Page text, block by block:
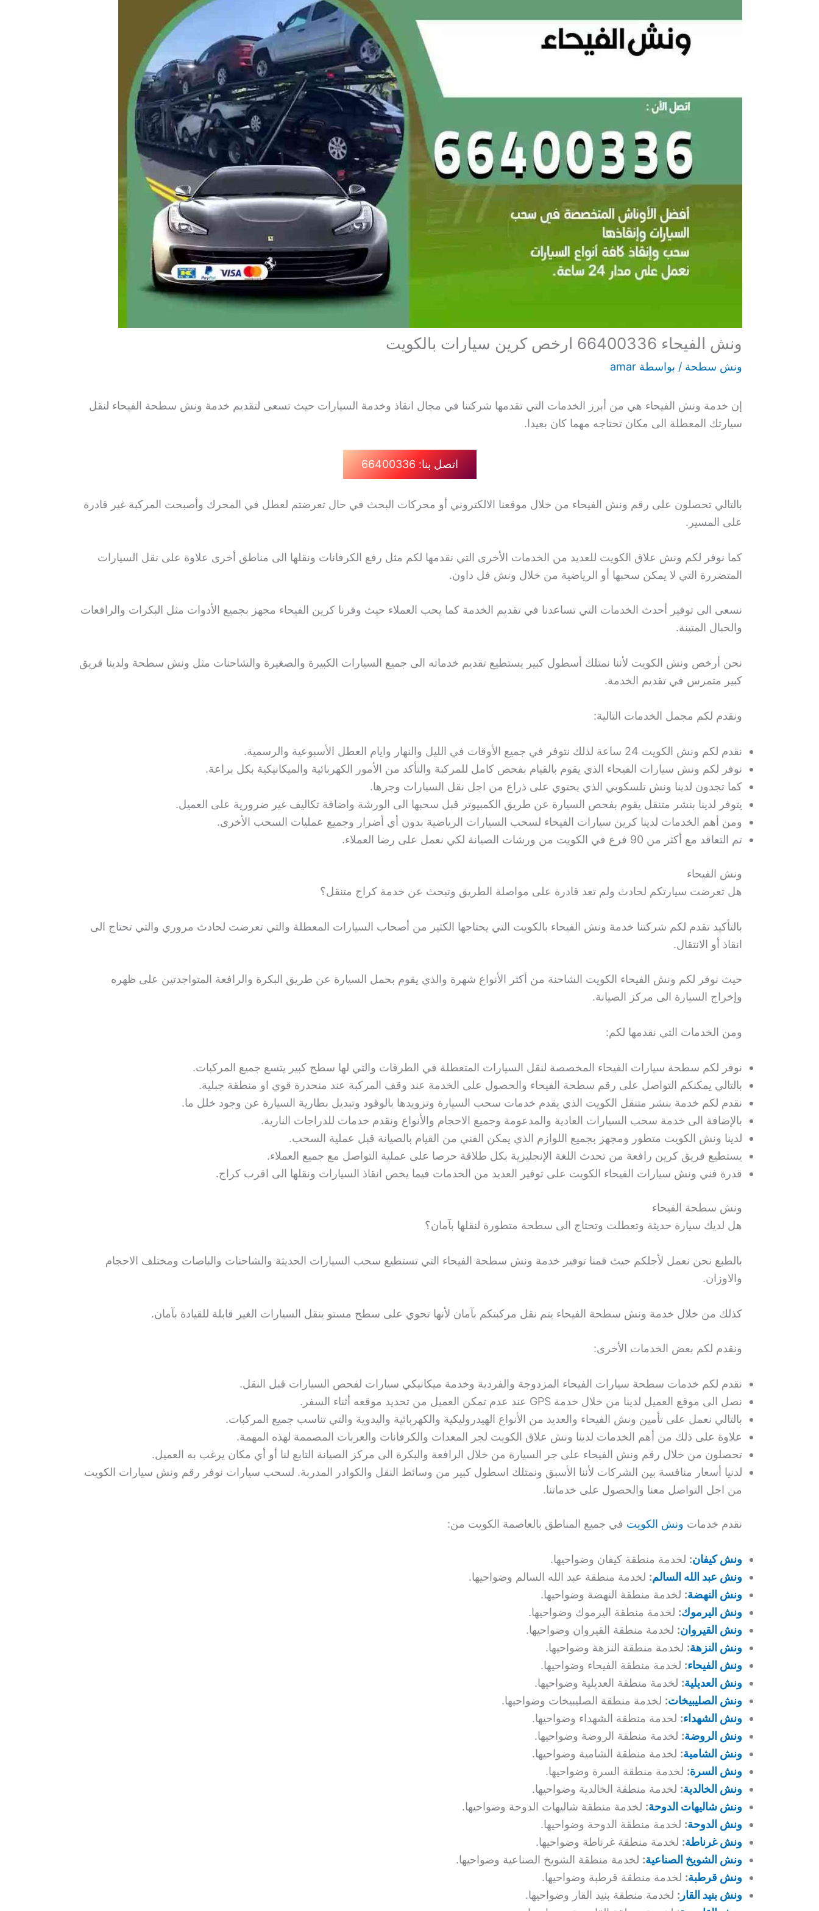
ونش الفيحاء 66400336 ارخص كرين سيارات بالكويت
ونش سطحة / بواسطة amar
إن خدمة ونش الفيحاء هي من أبرز الخدمات التي تقدمها شركتنا في مجال انقاذ وخدمة السيارات حيث تسعى لتقديم خدمة ونش سطحة الفيحاء لنقل
سيارتك المعطلة الى مكان تحتاجه مهما كان بعيدا.
اتصل بنا: 66400336
بالتالي تحصلون على رقم ونش الفيحاء من خلال موقعنا الالكتروني أو محركات البحث في حال تعرضتم لعطل في المحرك وأصبحت المركبة غير قادرة
على المسير.
كما نوفر لكم ونش علاق الكويت للعديد من الخدمات الأخرى التي نقدمها لكم مثل رفع الكرفانات ونقلها الى مناطق أخرى علاوة على نقل السيارات
المتضررة التي لا يمكن سحبها أو الرياضية من خلال ونش فل داون.
نسعى الى توفير أحدث الخدمات التي تساعدنا في تقديم الخدمة كما يحب العملاء حيث وفرنا كرين الفيحاء مجهز بجميع الأدوات مثل البكرات والرافعات
والحبال المتينة.
نحن أرخص ونش الكويت لأننا نمتلك أسطول كبير يستطيع تقديم خدماته الى جميع السيارات الكبيرة والصغيرة والشاحنات مثل ونش سطحة ولدينا فريق
كبير متمرس في تقديم الخدمة.
ونقدم لكم مجمل الخدمات التالية:
نقدم لكم ونش الكويت 24 ساعة لذلك نتوفر في جميع الأوقات في الليل والنهار وايام العطل الأسبوعية والرسمية.
نوفر لكم ونش سيارات الفيحاء الذي يقوم بالقيام بفحص كامل للمركبة والتأكد من الأمور الكهربائية والميكانيكية بكل براعة.
كما تجدون لدينا ونش تلسكوبي الذي يحتوي على ذراع من اجل نقل السيارات وجرها.
يتوفر لدينا بنشر متنقل يقوم بفحص السيارة عن طريق الكمبيوتر قبل سحبها الى الورشة واضافة تكاليف غير ضرورية على العميل.
ومن أهم الخدمات لدينا كرين سيارات الفيحاء لسحب السيارات الرياضية بدون أي أضرار وجميع عمليات السحب الأخرى.
تم التعاقد مع أكثر من 90 فرع في الكويت من ورشات الصيانة لكي نعمل على رضا العملاء.
ونش الفيحاء
هل تعرضت سيارتكم لحادث ولم تعد قادرة على مواصلة الطريق وتبحث عن خدمة كراج متنقل؟
بالتأكيد تقدم لكم شركتنا خدمة ونش الفيحاء بالكويت التي يحتاجها الكثير من أصحاب السيارات المعطلة والتي تعرضت لحادث مروري والتي تحتاج الى
انقاذ أو الانتقال.
حيث نوفر لكم ونش الفيحاء الكويت الشاحنة من أكثر الأنواع شهرة والذي يقوم بحمل السيارة عن طريق البكرة والرافعة المتواجدتين على ظهره
وإخراج السيارة الى مركز الصيانة.
ومن الخدمات التي نقدمها لكم:
نوفر لكم سطحة سيارات الفيحاء المخصصة لنقل السيارات المتعطلة في الطرقات والتي لها سطح كبير يتسع جميع المركبات.
بالتالي يمكنكم التواصل على رقم سطحة الفيحاء والحصول على الخدمة عند وقف المركبة عند منحدرة قوي او منطقة جبلية.
نقدم لكم خدمة بنشر متنقل الكويت الذي يقدم خدمات سحب السيارة وتزويدها بالوقود وتبديل بطارية السيارة عن وجود خلل ما.
بالإضافة الى خدمة سحب السيارات العادية والمدعومة وجميع الاحجام والأنواع ونقدم خدمات للدراجات النارية.
لدينا ونش الكويت متطور ومجهز بجميع اللوازم الذي يمكن الفني من القيام بالصيانة قبل عملية السحب.
يستطيع فريق كرين رافعة من تحدث اللغة الإنجليزية بكل طلاقة حرصا على عملية التواصل مع جميع العملاء.
قدرة فني ونش سيارات الفيحاء الكويت على توفير العديد من الخدمات فيما يخص انقاذ السيارات ونقلها الى اقرب كراج.
ونش سطحة الفيحاء
هل لديك سيارة حديثة وتعطلت وتحتاج الى سطحة متطورة لنقلها بآمان؟
بالطبع نحن نعمل لأجلكم حيث قمنا توفير خدمة ونش سطحة الفيحاء التي تستطيع سحب السيارات الحديثة والشاحنات والباصات ومختلف الاحجام
والاوزان.
كذلك من خلال خدمة ونش سطحة الفيحاء يتم نقل مركبتكم بآمان لأنها تحوي على سطح مستو ينقل السيارات الغير قابلة للقيادة بآمان.
ونقدم لكم بعض الخدمات الأخرى:
نقدم لكم خدمات سطحة سيارات الفيحاء المزدوجة والفردية وخدمة ميكانيكي سيارات لفحص السيارات قبل النقل.
نصل الى موقع العميل لدينا من خلال خدمة GPS عند عدم تمكن العميل من تحديد موقعه أثناء السفر.
بالتالي نعمل على تأمين ونش الفيحاء والعديد من الأنواع الهيدروليكية والكهربائية واليدوية والتي تناسب جميع المركبات.
علاوة على ذلك من أهم الخدمات لدينا ونش علاق الكويت لجر المعدات والكرفانات والعربات المصممة لهذه المهمة.
تحصلون من خلال رقم ونش الفيحاء على جر السيارة من خلال الرافعة والبكرة الى مركز الصيانة التابع لنا أو أي مكان يرغب به العميل.
لدنيا أسعار منافسة بين الشركات لأننا الأسبق ونمتلك اسطول كبير من وسائط النقل والكوادر المدربة. لسحب سيارات نوفر رقم ونش سيارات الكويت
من اجل التواصل معنا والحصول على خدماتنا.
نقدم خدمات ونش الكويت في جميع المناطق بالعاصمة الكويت من:
ونش كيفان: لخدمة منطقة كيفان وضواحيها.
ونش عبد الله السالم: لخدمة منطقة عبد الله السالم وضواحيها.
ونش النهضة: لخدمة منطقة النهضة وضواحيها.
ونش اليرموك: لخدمة منطقة اليرموك وضواحيها.
ونش القيروان: لخدمة منطقة القيروان وضواحيها.
ونش النزهة: لخدمة منطقة النزهة وضواحيها.
ونش الفيحاء: لخدمة منطقة الفيحاء وضواحيها.
ونش العديلية: لخدمة منطقة العديلية وضواحيها.
ونش الصليبيخات: لخدمة منطقة الصليبيخات وضواحيها.
ونش الشهداء: لخدمة منطقة الشهداء وضواحيها.
ونش الروضة: لخدمة منطقة الروضة وضواحيها.
ونش الشامية: لخدمة منطقة الشامية وضواحيها.
ونش السرة: لخدمة منطقة السرة وضواحيها.
ونش الخالدية: لخدمة منطقة الخالدية وضواحيها.
ونش شاليهات الدوحة: لخدمة منطقة شاليهات الدوحة وضواحيها.
ونش الدوحة: لخدمة منطقة الدوحة وضواحيها.
ونش غرناطة: لخدمة منطقة غرناطة وضواحيها.
ونش الشويخ الصناعية: لخدمة منطقة الشويخ الصناعية وضواحيها.
ونش قرطبة: لخدمة منطقة قرطبة وضواحيها.
ونش بنيد القار : لخدمة منطقة بنيد القار وضواحيها.